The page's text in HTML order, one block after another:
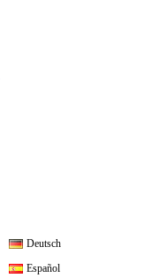
Deutsch
Español